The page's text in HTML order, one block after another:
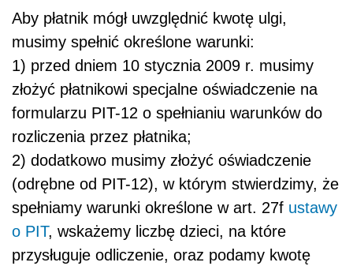
Aby płatnik mógł uwzględnić kwotę ulgi,
musimy spełnić określone warunki:
1) przed dniem 10 stycznia 2009 r. musimy
złożyć płatnikowi specjalne oświadczenie na
formularzu PIT-12 o spełnianiu warunków do
rozliczenia przez płatnika;
2) dodatkowo musimy złożyć oświadczenie
(odrębne od PIT-12), w którym stwierdzimy, że
spełniamy warunki określone w art. 27f ustawy
o PIT, wskażemy liczbę dzieci, na które
przysługuje odliczenie, oraz podamy kwotę